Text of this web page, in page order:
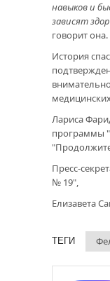
навыков и
зависят
говорит она.
История
Лариса
программы
Пресс-
№ 19",
Елизавета
ТЕГИ